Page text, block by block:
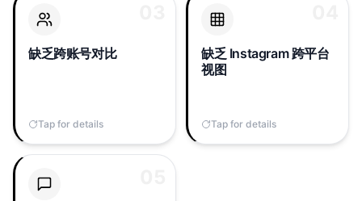
缺乏跨账号对比
Tap for details
03
如果你同时运营创始人、
Threads 里完全无法把它
们并排对比，每个账号都
Tap to flip back
缺乏 Instagram 跨平台
视图
Tap for details
04
Threads 与 Instagram 共
享粉丝，但原生工具不会
告诉你哪条 Threads 贴文
驱动了 IG 主页访问，也不
会展示受众重叠的演变。
Tap to flip back
05
当别人 Quote-Post 你的
Threads 时，原贴的触达